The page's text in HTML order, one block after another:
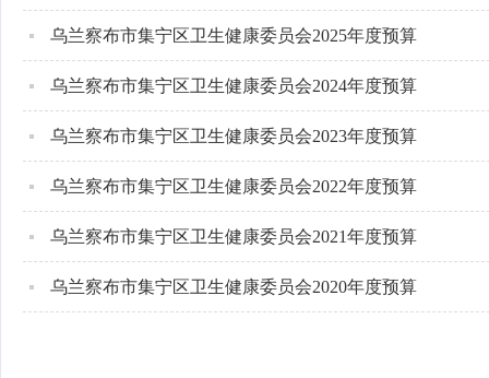
乌兰察布市集宁区卫生健康委员会2025年度预算
乌兰察布市集宁区卫生健康委员会2024年度预算
乌兰察布市集宁区卫生健康委员会2023年度预算
乌兰察布市集宁区卫生健康委员会2022年度预算
乌兰察布市集宁区卫生健康委员会2021年度预算
乌兰察布市集宁区卫生健康委员会2020年度预算